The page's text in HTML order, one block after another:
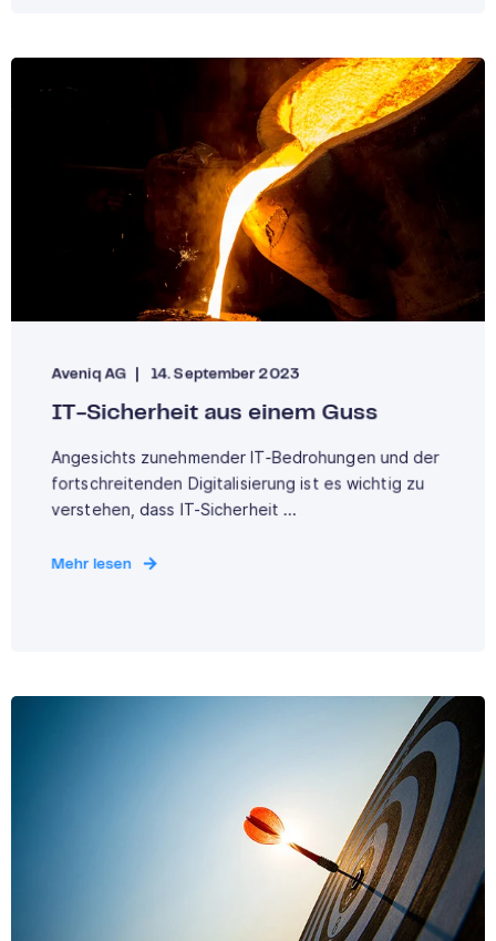
Aveniq AG 14. September 2023
IT-Sicherheit aus einem Guss
Angesichts zunehmender IT-Bedrohungen und der
fortschreitenden Digitalisierung ist es wichtig zu
verstehen, dass IT-Sicherheit ...
Mehr lesen